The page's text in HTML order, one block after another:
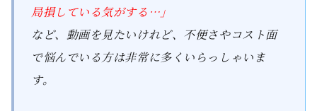
局損している気がする…」
など、動画を見たいけれど、不便さやコスト面
で悩んでいる方は非常に多くいらっしゃいま
す。